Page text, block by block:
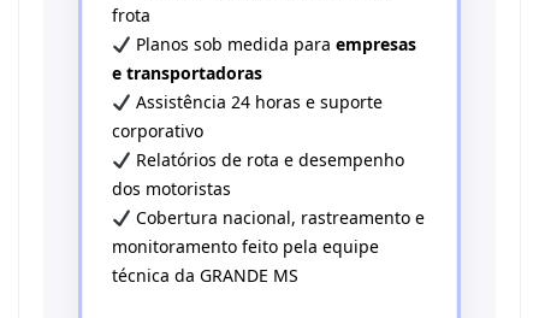
frota
Planos sob medida para empresas
e transportadoras
Assistência 24 horas e suporte
corporativo
Relatórios de rota e desempenho
dos motoristas
Cobertura nacional, rastreamento e
monitoramento feito pela equipe
técnica da GRANDE MS